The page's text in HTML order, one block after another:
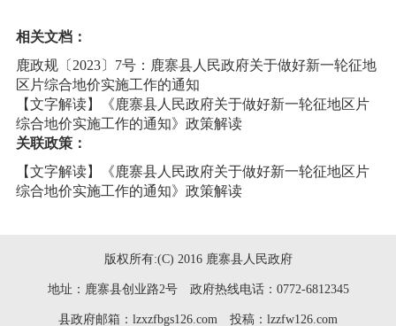
相关文档：
鹿政规〔2023〕7号：鹿寨县人民政府关于做好新一轮征地
区片综合地价实施工作的通知
【文字解读】《鹿寨县人民政府关于做好新一轮征地区片
综合地价实施工作的通知》政策解读
关联政策：
【文字解读】《鹿寨县人民政府关于做好新一轮征地区片
综合地价实施工作的通知》政策解读
版权所有:(C) 2016 鹿寨县人民政府
地址：鹿寨县创业路2号 政府热线电话：0772-6812345
县政府邮箱：lzxzfbgs126.com 投稿：lzzfw126.com